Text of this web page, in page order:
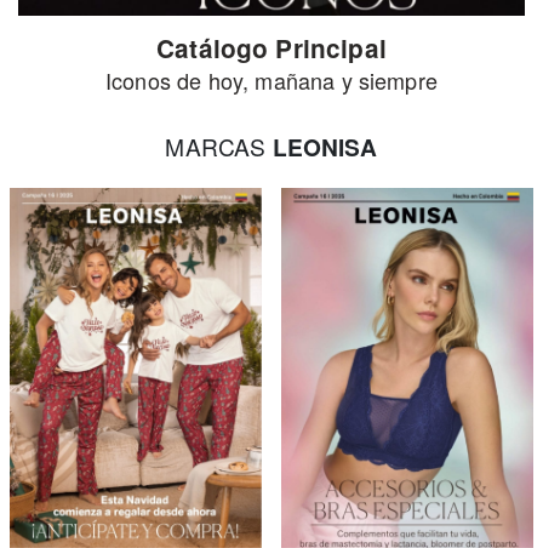
Catálogo Principal
Iconos de hoy, mañana y siempre
MARCAS LEONISA